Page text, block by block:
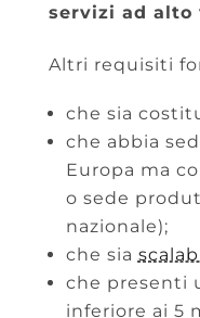
servizi ad alto
Altri requisiti
che sia
che abbia
Europa ma
o sede
nazionale);
che sia
che presenti
inferiore ai 5